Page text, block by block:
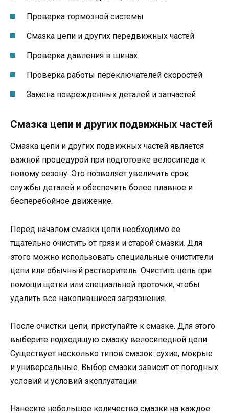
Проверка тормозной системы
Смазка цепи и других передвижных частей
Проверка давления в шинах
Проверка работы переключателей скоростей
Замена поврежденных деталей и запчастей
Смазка цепи и других подвижных частей
Смазка цепи и других подвижных частей является
важной процедурой при подготовке велосипеда к
новому сезону. Это позволяет увеличить срок
службы деталей и обеспечить более плавное и
бесперебойное движение.
Перед началом смазки цепи необходимо ее
тщательно очистить от грязи и старой смазки. Для
этого можно использовать специальные очистители
цепи или обычный растворитель. Очистите цепь при
помощи щетки или специальной проточки, чтобы
удалить все накопившиеся загрязнения.
После очистки цепи, приступайте к смазке. Для этого
выберите подходящую смазку велосипедной цепи.
Существует несколько типов смазок: сухие, мокрые
и универсальные. Выбор смазки зависит от погодных
условий и условий эксплуатации.
Нанесите небольшое количество смазки на каждое